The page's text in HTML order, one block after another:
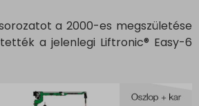
a 2000-es megszületése
a jelenlegi Liftronic® Easy-6